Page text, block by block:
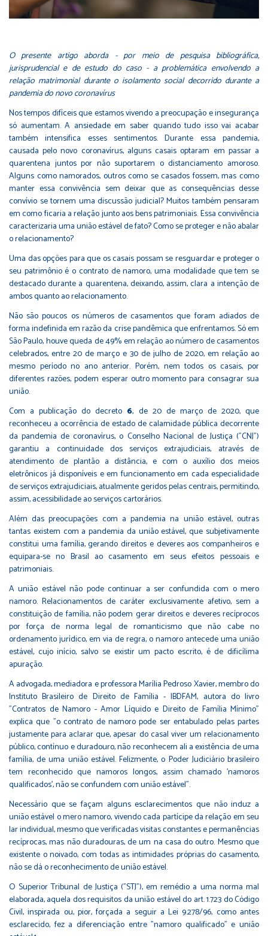
O presente artigo aborda - por meio de pesquisa bibliográfica,
jurisprudencial e de estudo do caso - a problemática envolvendo a
relação matrimonial durante o isolamento social decorrido durante a
pandemia do novo coronavírus
Nos tempos difíceis que estamos vivendo a preocupação e insegurança
só aumentam. A ansiedade em saber quando tudo isso vai acabar
também intensifica esses sentimentos. Durante essa pandemia,
causada pelo novo coronavírus, alguns casais optaram em passar a
quarentena juntos por não suportarem o distanciamento amoroso.
Alguns como namorados, outros como se casados fossem, mas como
manter essa convivência sem deixar que as consequências desse
convívio se tornem uma discussão judicial? Muitos também pensaram
em como ficaria a relação junto aos bens patrimoniais. Essa convivência
caracterizaria uma união estável de fato? Como se proteger e não abalar
o relacionamento?
Uma das opções para que os casais possam se resguardar e proteger o
seu patrimônio é o contrato de namoro, uma modalidade que tem se
destacado durante a quarentena, deixando, assim, clara a intenção de
ambos quanto ao relacionamento.
Não são poucos os números de casamentos que foram adiados de
forma indefinida em razão da crise pandêmica que enfrentamos. Só em
São Paulo, houve queda de 49% em relação ao número de casamentos
celebrados, entre 20 de março e 30 de julho de 2020, em relação ao
mesmo período no ano anterior. Porém, nem todos os casais, por
diferentes razões, podem esperar outro momento para consagrar sua
união.
Com a publicação do decreto 6, de 20 de março de 2020, que
reconheceu a ocorrência de estado de calamidade pública decorrente
da pandemia de coronavírus, o Conselho Nacional de Justiça ("CNJ")
garantiu a continuidade dos serviços extrajudiciais, através de
atendimento de plantão a distância, e com o auxílio dos meios
eletrônicos já disponíveis e em funcionamento em cada especialidade
de serviços extrajudiciais, atualmente geridos pelas centrais, permitindo,
assim, acessibilidade ao serviços cartorários.
Além das preocupações com a pandemia na união estável, outras
tantas existem com a pandemia da união estável, que subjetivamente
constitui uma família, gerando direitos e deveres aos companheiros e
equipara-se no Brasil ao casamento em seus efeitos pessoais e
patrimoniais.
A união estável não pode continuar a ser confundida com o mero
namoro. Relacionamentos de caráter exclusivamente afetivo, sem a
constituição de família, não podem gerar direitos e deveres recíprocos
por força de norma legal de romanticismo que não cabe no
ordenamento jurídico, em via de regra, o namoro antecede uma união
estável, cujo início, salvo se existir um pacto escrito, é de dificílima
apuração.
A advogada, mediadora e professora Marília Pedroso Xavier, membro do
Instituto Brasileiro de Direito de Família - IBDFAM, autora do livro
"Contratos de Namoro - Amor Líquido e Direito de Família Mínimo"
explica que "o contrato de namoro pode ser entabulado pelas partes
justamente para aclarar que, apesar do casal viver um relacionamento
público, contínuo e duradouro, não reconhecem ali a existência de uma
família, de uma união estável. Felizmente, o Poder Judiciário brasileiro
tem reconhecido que namoros longos, assim chamado 'namoros
qualificados', não se confundem com união estável".
Necessário que se façam alguns esclarecimentos que não induz a
união estável o mero namoro, vivendo cada partícipe da relação em seu
lar individual, mesmo que verificadas visitas constantes e permanências
recíprocas, mas não duradouras, de um na casa do outro. Mesmo que
existente o noivado, com todas as intimidades próprias do casamento,
não se dá o reconhecimento de união estável.
O Superior Tribunal de Justiça ("STJ"), em remédio a uma norma mal
elaborada, aquela dos requisitos da união estável do art. 1.723 do Código
Civil, inspirada ou, pior, forçada a seguir a Lei 9.278/96, como antes
esclarecido, fez a diferenciação entre "namoro qualificado" e união